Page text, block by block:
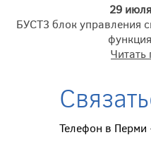
29
БУСТ3 блок управления
Читать
Телефон в